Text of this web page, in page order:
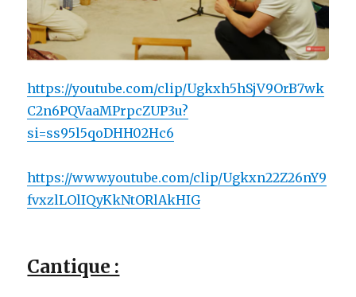
https://youtube.com/clip/Ugkxh5hSjV9OrB7wk
C2n6PQVaaMPrpcZUP3u?
si=ss95l5qoDHH02Hc6
https://www.youtube.com/clip/Ugkxn22Z26nY9
fvxzlLOlIQyKkNtORlAkHIG
Cantique :